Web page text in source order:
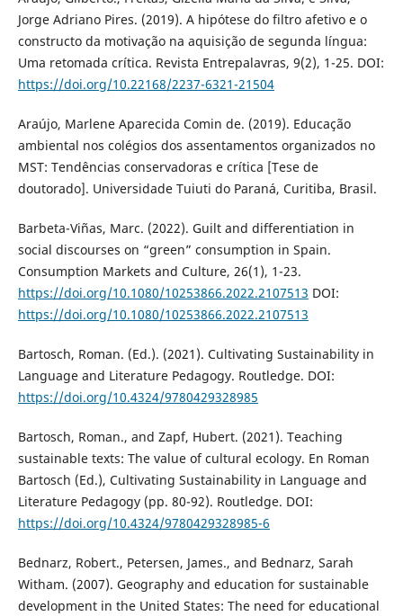
Jorge Adriano Pires. (2019). A hipótese do filtro afetivo e o
constructo da motivação na aquisição de segunda língua:
Uma retomada crítica. Revista Entrepalavras, 9(2), 1-25. DOI:
https://doi.org/10.22168/2237-6321-21504
Araújo, Marlene Aparecida Comin de. (2019). Educação
ambiental nos colégios dos assentamentos organizados no
MST: Tendências conservadoras e crítica [Tese de
doutorado]. Universidade Tuiuti do Paraná, Curitiba, Brasil.
Barbeta-Viñas, Marc. (2022). Guilt and differentiation in
social discourses on “green” consumption in Spain.
Consumption Markets and Culture, 26(1), 1-23.
https://doi.org/10.1080/10253866.2022.2107513 DOI:
https://doi.org/10.1080/10253866.2022.2107513
Bartosch, Roman. (Ed.). (2021). Cultivating Sustainability in
Language and Literature Pedagogy. Routledge. DOI:
https://doi.org/10.4324/9780429328985
Bartosch, Roman., and Zapf, Hubert. (2021). Teaching
sustainable texts: The value of cultural ecology. En Roman
Bartosch (Ed.), Cultivating Sustainability in Language and
Literature Pedagogy (pp. 80-92). Routledge. DOI:
https://doi.org/10.4324/9780429328985-6
Bednarz, Robert., Petersen, James., and Bednarz, Sarah
Witham. (2007). Geography and education for sustainable
development in the United States: The need for educational